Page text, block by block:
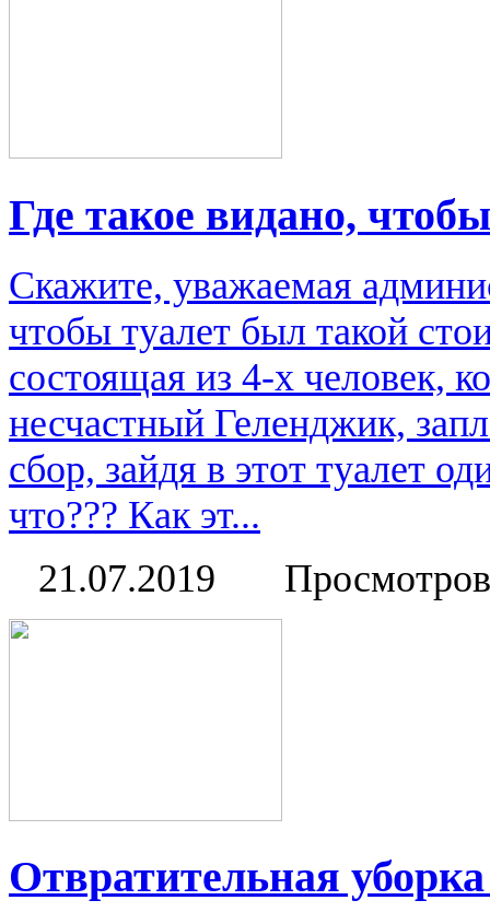
Где такое видано,
Скажите, уважаемая
чтобы туалет был такой
состоящая из 4-х человек,
несчастный Геленджик,
сбор, зайдя в этот туалет
что??? Как эт...
21.07.2019
Отвратительная